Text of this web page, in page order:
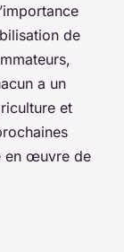
de
a un
et
en œuvre de